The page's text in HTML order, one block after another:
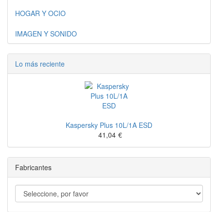
HOGAR Y OCIO
IMAGEN Y SONIDO
Lo más reciente
Kaspersky Plus 10L/1A ESD
41,04 €
Fabricantes